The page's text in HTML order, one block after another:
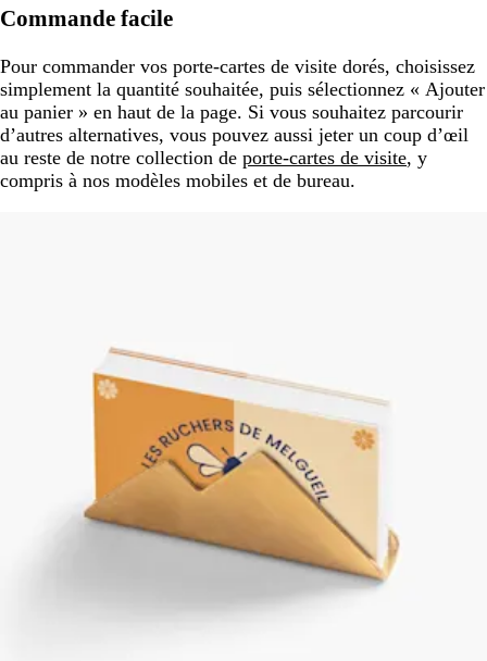
Commande facile
Pour commander vos porte-cartes de visite dorés, choisissez
simplement la quantité souhaitée, puis sélectionnez « Ajouter
au panier » en haut de la page. Si vous souhaitez parcourir
d’autres alternatives, vous pouvez aussi jeter un coup d’œil
au reste de notre collection de porte-cartes de visite, y
compris à nos modèles mobiles et de bureau.